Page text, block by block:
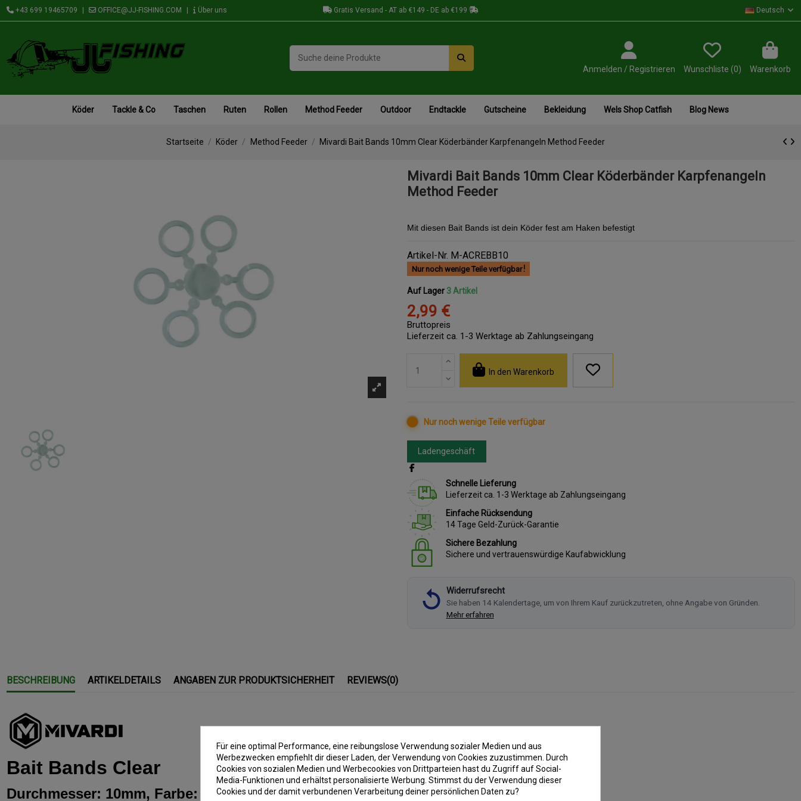
+43 699 19465709 OFFICE@JJ-FISHING.COM Über uns Gratis Versand - AT ab €149 - DE ab €199 Deutsch
Anmelden / Registrieren Wunschliste (0) Warenkorb
Köder Tackle & Co Taschen Ruten Rollen Method Feeder Outdoor Endtackle Gutscheine Bekleidung Wels Shop Catfish Blog News
Startseite Köder Method Feeder Mivardi Bait Bands 10mm Clear Köderbänder Karpfenangeln Method Feeder
Mivardi Bait Bands 10mm Clear Köderbänder Karpfenangeln
Method Feeder
Mit diesen Bait Bands ist dein Köder fest am Haken befestigt
Artikel-Nr. M-ACREBB10
Nur noch wenige Teile verfügbar
Auf Lager 3 Artikel
2,99 €
Bruttopreis
Lieferzeit ca. 1-3 Werktage ab Zahlungseingang
In den Warenkorb
Nur noch wenige Teile verfügbar
Ladengeschäft
Schnelle Lieferung
Lieferzeit ca. 1-3 Werktage ab Zahlungseingang
Einfache Rücksendung
14 Tage Geld-Zurück-Garantie
Sichere Bezahlung
Sichere und vertrauenswürdige Kaufabwicklung
Widerrufsrecht
Sie haben 14 Kalendertage, um von Ihrem Kauf zurückzutreten, ohne Angabe von Gründen.
Mehr erfahren
BESCHREIBUNG ARTIKELDETAILS ANGABEN ZUR PRODUKTSICHERHEIT REVIEWS(0)
Bait Bands Clear
Durchmesser: 10mm, Farbe: clear, Inhalt: 5 Stück
Für eine optimal Performance, eine reibungslose Verwendung sozialer Medien und aus
Werbezwecken empfiehlt dir dieser Laden, der Verwendung von Cookies zuzustimmen. Durch
Cookies von sozialen Medien und Werbecookies von Drittparteien hast du Zugriff auf Social-
Media-Funktionen und erhältst personalisierte Werbung. Stimmst du der Verwendung dieser
Cookies und der damit verbundenen Verarbeitung deiner persönlichen Daten zu?